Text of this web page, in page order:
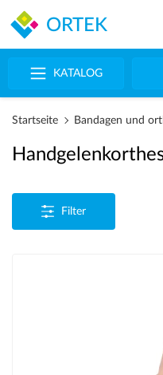
ORTEK
KATALOG
Startseite Bandagen und
Filter